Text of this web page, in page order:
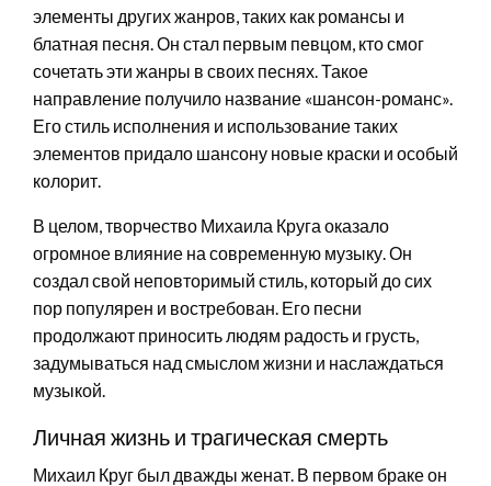
элементы других жанров, таких как романсы и
блатная песня. Он стал первым певцом, кто смог
сочетать эти жанры в своих песнях. Такое
направление получило название «шансон-романс».
Его стиль исполнения и использование таких
элементов придало шансону новые краски и особый
колорит.
В целом, творчество Михаила Круга оказало
огромное влияние на современную музыку. Он
создал свой неповторимый стиль, который до сих
пор популярен и востребован. Его песни
продолжают приносить людям радость и грусть,
задумываться над смыслом жизни и наслаждаться
музыкой.
Личная жизнь и трагическая смерть
Михаил Круг был дважды женат. В первом браке он